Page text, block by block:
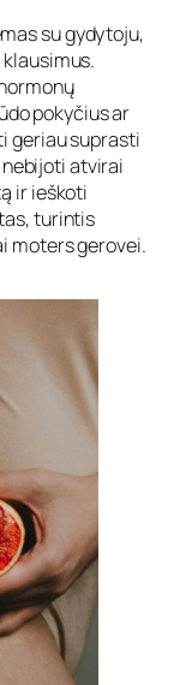
su gydytoju,
pokyčius ar
geriau suprasti
atvirai
ir ieškoti
turintis
moters gerovei.